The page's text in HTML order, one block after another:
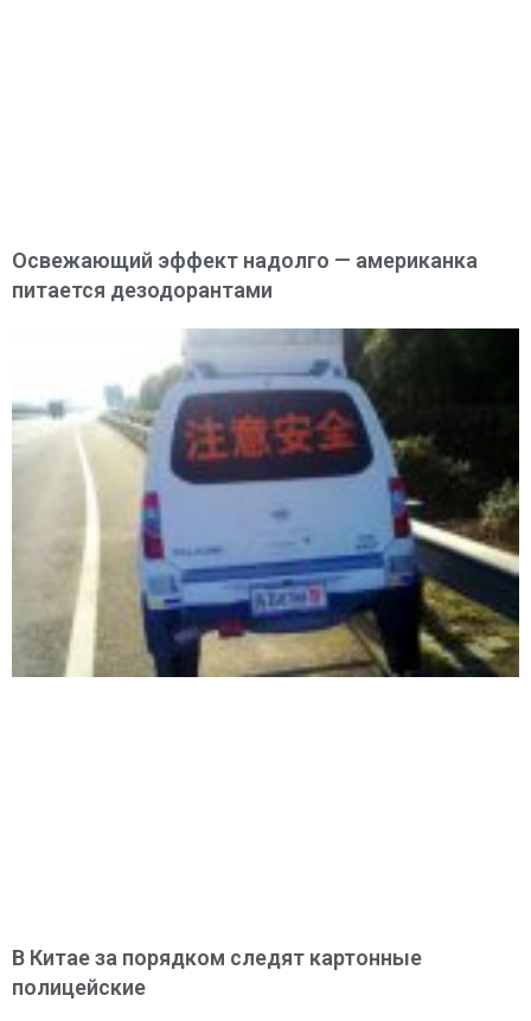
Освежающий эффект надолго — американка
питается дезодорантами
В Китае за порядком следят картонные
полицейские